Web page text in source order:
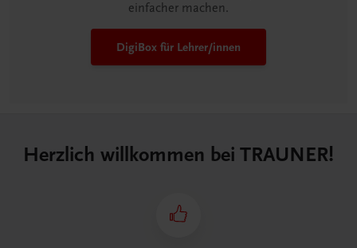
einfacher machen.
DigiBox für Lehrer/innen
Herzlich willkommen bei TRAUNER!